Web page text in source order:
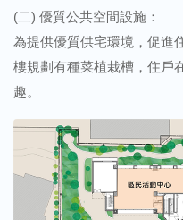
(二) 優質公共空間設施：
為提供優質供宅環境，促進
樓規劃有種菜植栽槽，住戶
趣。